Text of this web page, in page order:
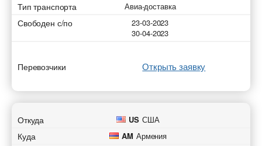
Тип транспорта Авиа-доставка
Свободен с/по
23-03-2023
30-04-2023
Перевозчики Открыть заявку
Откуда US США
Куда AM Армения